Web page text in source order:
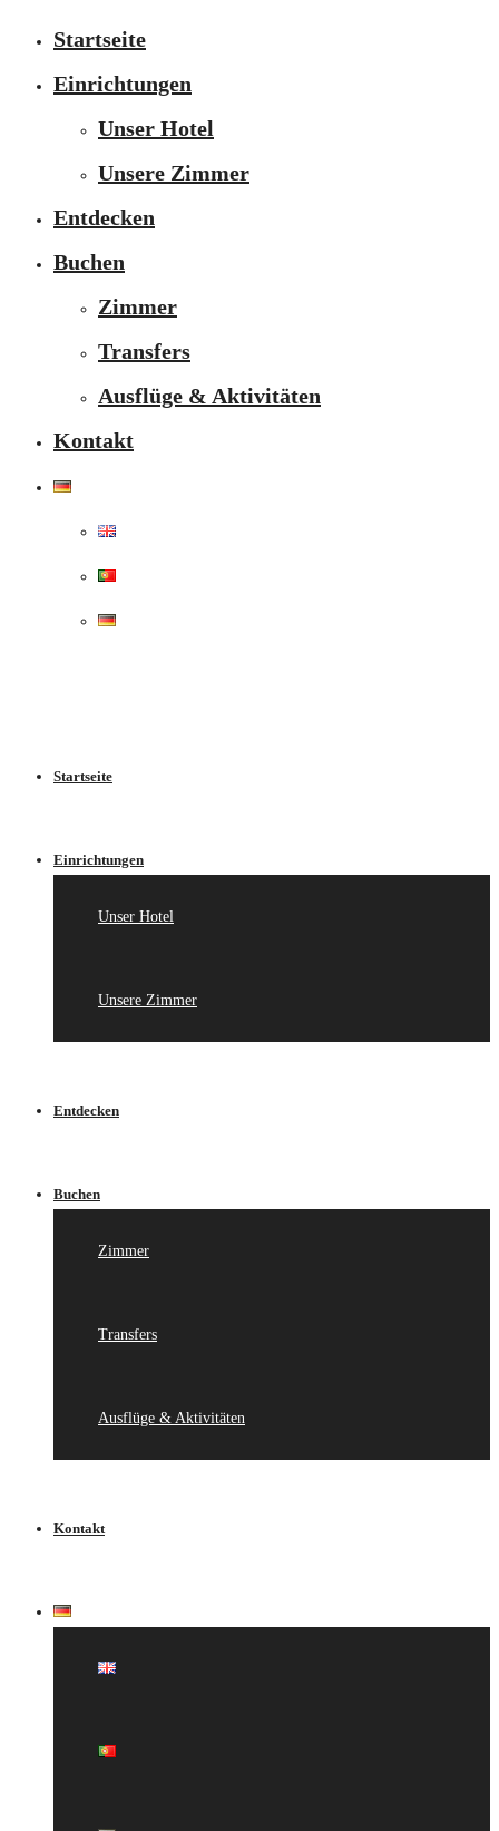
Startseite
Einrichtungen
Unser Hotel
Unsere Zimmer
Entdecken
Buchen
Zimmer
Transfers
Ausflüge & Aktivitäten
Kontakt
Startseite
Einrichtungen
Unser Hotel
Unsere Zimmer
Entdecken
Buchen
Zimmer
Transfers
Ausflüge & Aktivitäten
Kontakt